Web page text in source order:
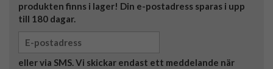
produkten finns i lager! Din e-postadress sparas i upp
till 180 dagar.
eller via SMS. Vi skickar endast ett meddelande när